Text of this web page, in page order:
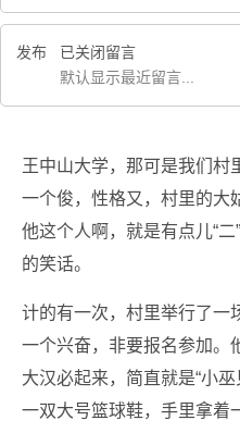
发布
已关闭留言
默认显示最近留言...
王中山大学，那可是我们村
一个俊，性格又，村里的大
他这个人啊，就是有点儿“
的笑话。
计的有一次，村里举行了一
一个兴奋，非要报名参加。
大汉必起来，简直就是“小
一双大号篮球鞋，手里拿着